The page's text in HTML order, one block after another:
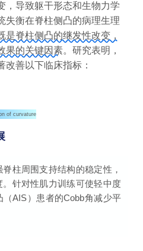
，导致躯干形态和生物力学
失衡在脊柱侧凸的病理生理
是脊柱侧凸的继发性改变，
果的关键因素。研究表明，
改善以下临床指标：
of curvature
柱周围支持结构的稳定性，
针对性肌力训练可使轻中度
（AIS）患者的Cobb角减少平